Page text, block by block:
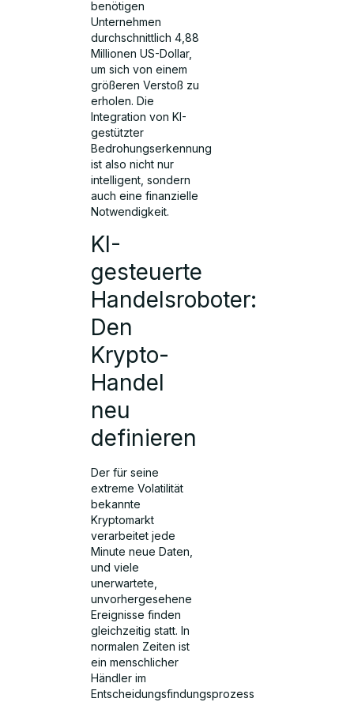
benötigen
Unternehmen
durchschnittlich 4,88
Millionen US-Dollar,
um sich von einem
größeren Verstoß zu
erholen. Die
Integration von KI-
gestützter
Bedrohungserkennung
ist also nicht nur
intelligent, sondern
auch eine finanzielle
Notwendigkeit.
KI-
gesteuerte
Handelsroboter:
Den
Krypto-
Handel
neu
definieren
Der für seine
extreme Volatilität
bekannte
Kryptomarkt
verarbeitet jede
Minute neue Daten,
und viele
unerwartete,
unvorhergesehene
Ereignisse finden
gleichzeitig statt. In
normalen Zeiten ist
ein menschlicher
Händler im
Entscheidungsfindungsprozess